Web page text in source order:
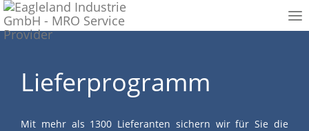
Lieferprogramm
Mit mehr als 1300 Lieferanten sichern wir für Sie die